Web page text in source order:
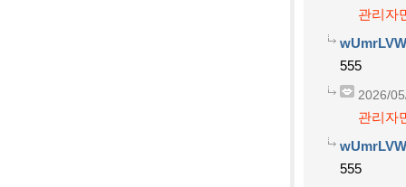
관리자
555
2026/
관리자
555